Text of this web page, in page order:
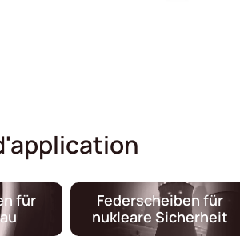
für
Federscheiben für
nukleare Sicherheit